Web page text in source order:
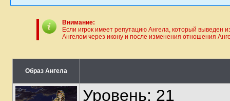
Внимание:
Если игрок имеет репутацию Ангела, который выведен
Ангелом через икону и после изменения отношения
Образ Ангела
Уровень: 21